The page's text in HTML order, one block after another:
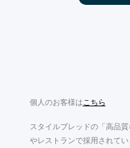
個人のお客様は こちら
スタイルブレッドの「高品
やレストランで採用されて